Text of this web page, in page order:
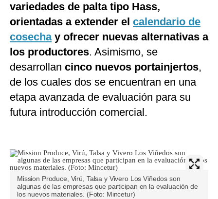
variedades de palta tipo Hass,
orientadas a extender el calendario de
cosechay ofrecer nuevas alternativas a
los productores. Asimismo, se
desarrollan cinco nuevos portainjertos,
de los cuales dos se encuentran en una
etapa avanzada de evaluación para su
futura introducción comercial.
Mission Produce, Virú, Talsa y Vivero Los Viñedos son
algunas de las empresas que participan en la evaluación de
los nuevos materiales. (Foto: Mincetur)